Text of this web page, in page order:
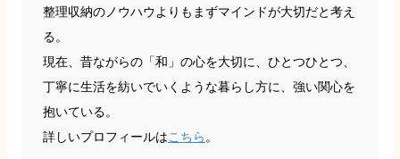
整理収納のノウハウよりもまずマインドが大切だと考え
る。
現在、昔ながらの「和」の心を大切に、ひとつひとつ、
丁寧に生活を紡いでいくような暮らし方に、強い関心を
抱いている。
詳しいプロフィールはこちら 。